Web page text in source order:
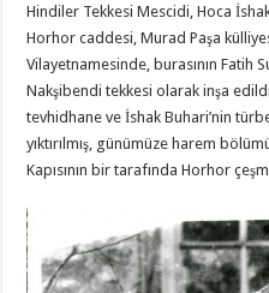
Hindiler Tekkesi Mescidi, Hoca
Horhor caddesi, Murad Paşa
Vilayetnamesinde, burasının Fatih
Nakşibendi tekkesi olarak inşa
tevhidhane ve İshak Buhari’nin
yıktırılmış, günümüze harem
Kapısının bir tarafında Horhor